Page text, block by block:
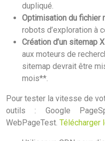
dupliqué.
Optimisation du fichier
robots d’exploration à
Création d’un sitemap
aux moteurs de
sitemap devrait être
mois**.
Pour tester la vitesse de
outils : Google
WebPageTest. Télécharger